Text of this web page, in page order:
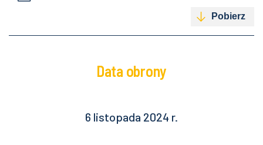
Pobierz
Data obrony
6 listopada 2024 r.